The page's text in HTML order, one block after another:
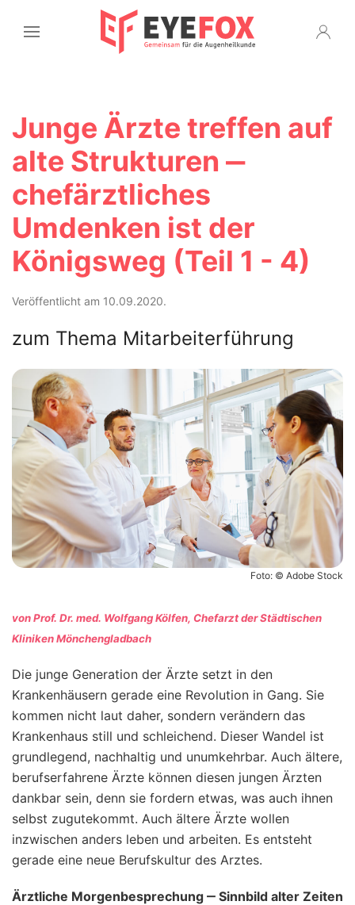
Junge Ärzte treffen auf
alte Strukturen ‒
chefärztliches
Umdenken ist der
Königsweg (Teil 1 - 4)
Veröffentlicht am 10.09.2020.
zum Thema Mitarbeiterführung
Foto: © Adobe Stock
von Prof. Dr. med. Wolfgang Kölfen, Chefarzt der Städtischen
Kliniken Mönchengladbach
Die junge Generation der Ärzte setzt in den
Krankenhäusern gerade eine Revolution in Gang. Sie
kommen nicht laut daher, sondern verändern das
Krankenhaus still und schleichend. Dieser Wandel ist
grundlegend, nachhaltig und unumkehrbar. Auch ältere,
berufserfahrene Ärzte können diesen jungen Ärzten
dankbar sein, denn sie fordern etwas, was auch ihnen
selbst zugutekommt. Auch ältere Ärzte wollen
inzwischen anders leben und arbeiten. Es entsteht
gerade eine neue Berufskultur des Arztes.
Ärztliche Morgenbesprechung ‒ Sinnbild alter Zeiten